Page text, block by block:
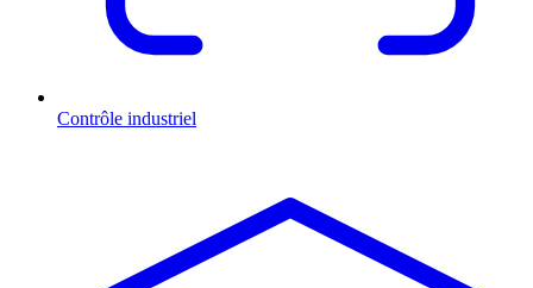
Contrôle industriel